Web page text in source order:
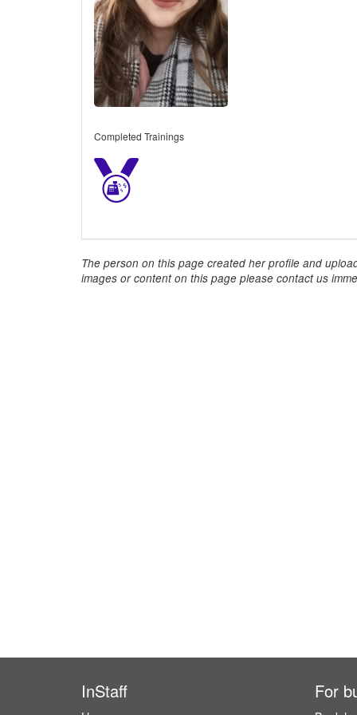
Completed Trainings
The person on this page created her profile and
images or content on this page please contact us
InStaff For